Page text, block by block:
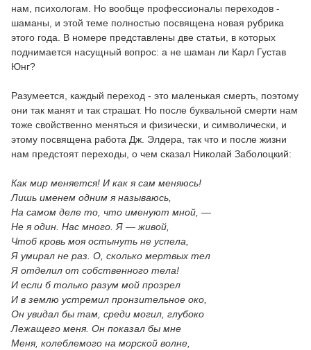
нам, психологам. Но вообще профессионалы переходов -
шаманы, и этой теме полностью посвящена новая рубрика
этого года. В номере представлены две статьи, в которых
поднимается насущный вопрос: а не шаман ли Карл Густав
Юнг?
Разумеется, каждый переход - это маленькая смерть, поэтому
они так манят и так страшат. Но после буквальной смерти нам
тоже свойственно меняться и физически, и символически, и
этому посвящена работа Дж. Элдера, так что и после жизни
нам предстоят переходы, о чем сказал Николай Заболоцкий:
Как мир меняется! И как я сам меняюсь!
Лишь именем одним я называюсь,
На самом деле то, что именуют мной, —
Не я один. Нас много. Я — живой,
Чтоб кровь моя остынуть не успела,
Я умирал не раз. О, сколько мертвых тел
Я отделил от собственного тела!
И если б только разум мой прозрел
И в землю устремил пронзительное око,
Он увидал бы там, среди могил, глубоко
Лежащего меня. Он показал бы мне
Меня, колеблемого на морской волне,